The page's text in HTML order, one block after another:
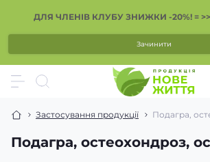
ДЛЯ ЧЛЕНІВ КЛУБУ ЗНИЖКИ -20%! =
Зачинити
Застосування продукції Подагра,
Подагра, остеохондроз,